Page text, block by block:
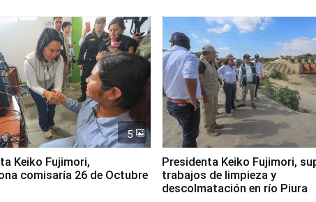
5
comisaría 26 de Octubre
Presidenta Keiko Fujimori,
trabajos de limpieza y
descolmatación en río Piura